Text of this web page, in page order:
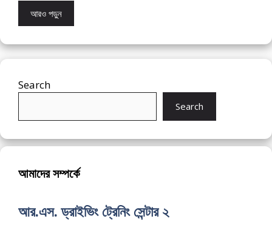
আরও পড়ুন
Search
Search
আমাদের সম্পর্কে
আর.এস. ড্রাইভিং ট্রেনিং সেন্টার ২